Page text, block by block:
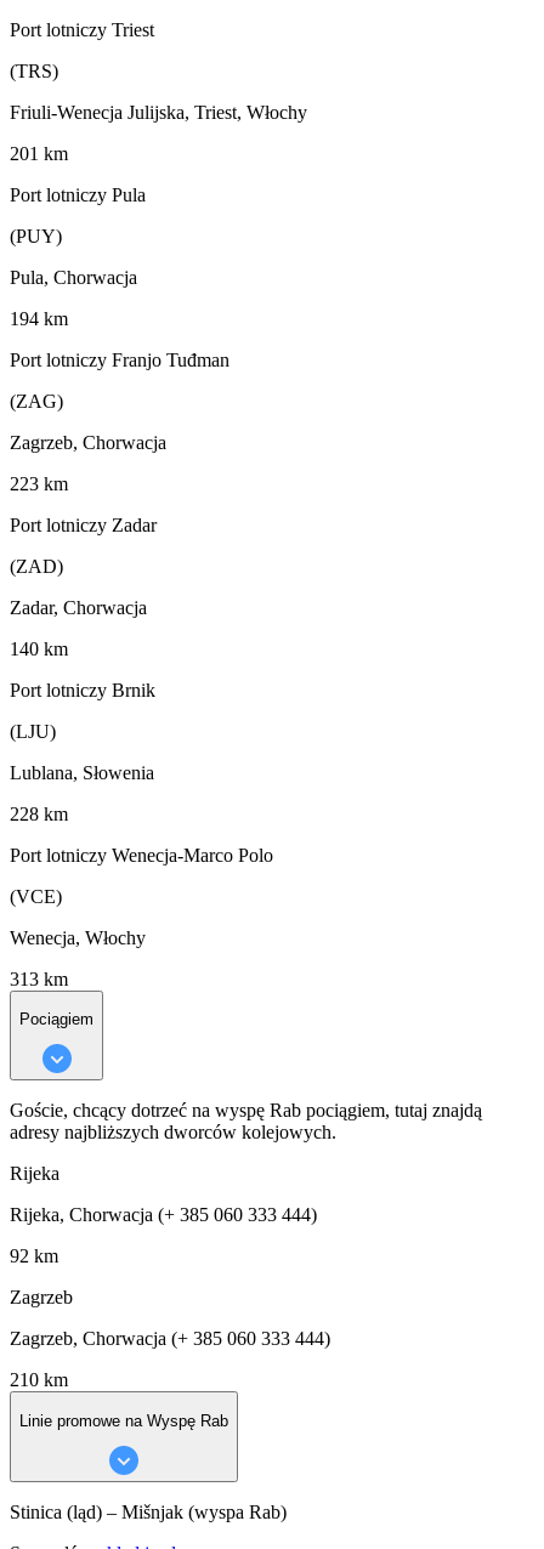
Port lotniczy Triest
(TRS)
Friuli-Wenecja Julijska, Triest, Włochy
201 km
Port lotniczy Pula
(PUY)
Pula, Chorwacja
194 km
Port lotniczy Franjo Tuđman
(ZAG)
Zagrzeb, Chorwacja
223 km
Port lotniczy Zadar
(ZAD)
Zadar, Chorwacja
140 km
Port lotniczy Brnik
(LJU)
Lublana, Słowenia
228 km
Port lotniczy Wenecja-Marco Polo
(VCE)
Wenecja, Włochy
313 km
Pociągiem
Goście, chcący dotrzeć na wyspę Rab pociągiem, tutaj znajdą
adresy najbliższych dworców kolejowych.
Rijeka
Rijeka, Chorwacja (+ 385 060 333 444)
92 km
Zagrzeb
Zagrzeb, Chorwacja (+ 385 060 333 444)
210 km
Linie promowe na Wyspę Rab
Stinica (ląd) – Mišnjak (wyspa Rab)